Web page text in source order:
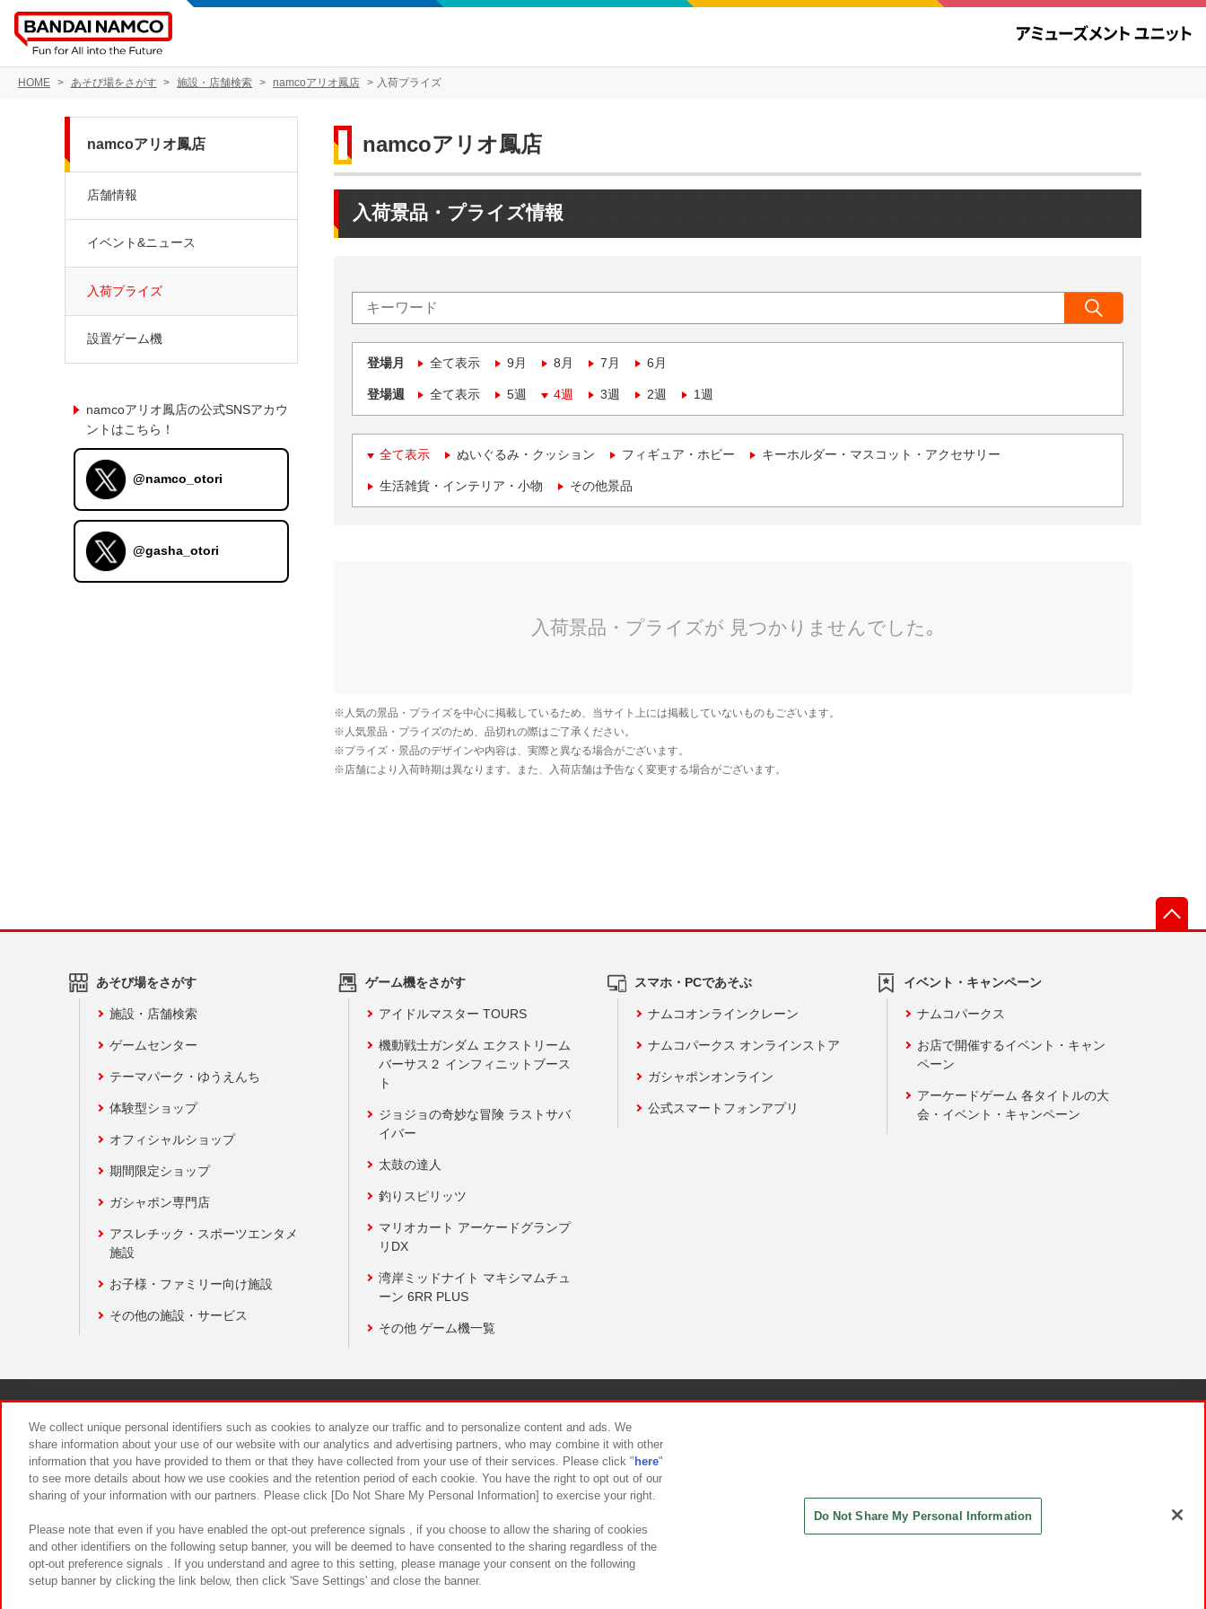
HOME あそび場をさがす 施設・店舗検索 namcoアリオ鳳店 入荷プライズ
namcoアリオ鳳店
入荷景品・プライズ情報
登場月 全て表示 9月 8月 7月 6月
登場週 全て表示 5週 4週 3週 2週 1週
全て表示 ぬいぐるみ・クッション フィギュア・ホビー キーホルダー・マスコット・アクセサリー
生活雑貨・インテリア・小物 その他景品
namcoアリオ鳳店
店舗情報
イベント&ニュース
入荷プライズ
設置ゲーム機
namcoアリオ鳳店の公式SNSアカウ
ントはこちら！
@namco_otori
@gasha_otori
あそび場をさがす
施設・店舗検索
ゲームセンター
テーマパーク・ゆうえんち
体験型ショップ
オフィシャルショップ
期間限定ショップ
ガシャポン専門店
アスレチック・スポーツエンタメ
施設
お子様・ファミリー向け施設
その他の施設・サービス
ゲーム機をさがす
アイドルマスター TOURS
機動戦士ガンダム エクストリーム
バーサス２ インフィニットブース
ト
ジョジョの奇妙な冒険 ラストサバ
イバー
太鼓の達人
釣りスピリッツ
マリオカート アーケードグランプ
リDX
湾岸ミッドナイト マキシマムチュ
ーン 6RR PLUS
その他 ゲーム機一覧
スマホ・PCであそぶ
ナムコオンラインクレーン
ナムコパークス オンラインストア
ガシャポンオンライン
公式スマートフォンアプリ
イベント・キャンペーン
ナムコパークス
お店で開催するイベント・キャン
ペーン
アーケードゲーム 各タイトルの大
会・イベント・キャンペーン
食品のご提供について カスタマーハラスメント対応方針
We collect unique personal identifiers such as cookies to analyze our traffic and to personalize content and ads. We
share information about your use of our website with our analytics and advertising partners, who may combine it with other
information that you have provided to them or that they have collected from your use of their services. Please click " here"
to see more details about how we use cookies and the retention period of each cookie. You have the right to opt out of our
sharing of your information with our partners. Please click [Do Not Share My Personal Information] to exercise your right.
Please note that even if you have enabled the opt-out preference signals , if you choose to allow the sharing of cookies
and other identifiers on the following setup banner, you will be deemed to have consented to the sharing regardless of the
opt-out preference signals . If you understand and agree to this setting, please manage your consent on the following
setup banner by clicking the link below, then click 'Save Settings' and close the banner.
Do Not Share My Personal Information